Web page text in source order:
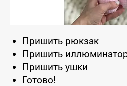
Пришить рюкзак
Пришить иллюминатор
Пришить ушки
Готово!